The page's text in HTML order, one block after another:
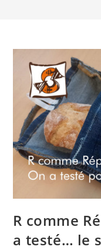
R comme
a testé… le